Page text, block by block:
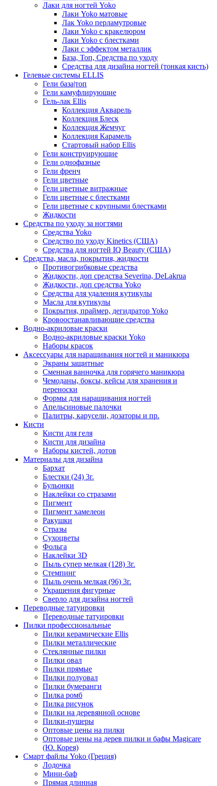
Лаки для ногтей Yoko
Лаки Yoko матовые
Лак Yoko перламутровые
Лаки Yoko с кракелюром
Лаки Yoko с блестками
Лаки с эффектом металлик
База, Топ, Средства по уходу
Средства для дизайна ногтей (тонкая кисть)
Гелевые системы ELLIS
Гели база|топ
Гели камуфлирующие
Гель-лак Ellis
Коллекция Акварель
Коллекция Блеск
Коллекция Жемчуг
Коллекция Карамель
Стартовый набор Ellis
Гели конструирующие
Гели однофазные
Гели френч
Гели цветные
Гели цветные витражные
Гели цветные с блестками
Гели цветные с крупными блестками
Жидкости
Средства по уходу за ногтями
Средства Yoko
Средство по уходу Kinetics (США)
Средства для ногтей IQ Beauty (США)
Средства, масла, покрытия, жидкости
Противогрибковые средства
Жидкости, доп средства Severina, DeLakrua
Жидкости, доп средства Yoko
Средства для удаления кутикулы
Масла для кутикулы
Покрытия, праймер, дегидратор Yoko
Кровоостанавливающие средства
Водно-акриловые краски
Водно-акриловые краски Yoko
Наборы красок
Аксессуары для наращивания ногтей и маникюра
Экраны защитные
Сменная ванночка для горячего маникюра
Чемоданы, боксы, кейсы для хранения и
переноски
Формы для наращивания ногтей
Апельсиновые палочки
Палитры, карусели, дозаторы и пр.
Кисти
Кисти для геля
Кисти для дизайна
Наборы кистей, дотов
Материалы для дизайна
Бархат
Блестки (24) 3г.
Бульонки
Наклейки со стразами
Пигмент
Пигмент хамелеон
Ракушки
Стразы
Сухоцветы
Фольга
Наклейки 3D
Пыль супер мелкая (128) 3г.
Стемпинг
Пыль очень мелкая (96) 3г.
Украшения фигурные
Сверло для дизайна ногтей
Переводные татуировки
Переводные татуировки
Пилки профессиональные
Пилки керамические Ellis
Пилки металлические
Стеклянные пилки
Пилки овал
Пилки прямые
Пилки полуовал
Пилки бумеранги
Пилка ромб
Пилка рисунок
Пилки на деревянной основе
Пилки-пушеры
Оптовые цены на пилки
Оптовые цены на дерев пилки и бафы Magicare
(Ю. Корея)
Смарт файлы Yoko (Греция)
Лодочка
Мини-баф
Прямая длинная